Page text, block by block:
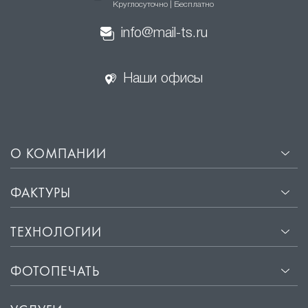
мягкого свечения, что придаёт помещению уют и
подвержены деформации и сохраняют свой
первоначальный вид на протяжении многих лет.
Лёгкость установки. Монтаж сатиновых потолков
занимает всего несколько часов и не требует
подготовки поверхности потолка.
защищает помещение от влаги и пыли.
Круглосуточно | Бесплатно
info@mail-ts.ru
Наши офисы
О КОМПАНИИ
ФАКТУРЫ
ТЕХНОЛОГИИ
ФОТОПЕЧАТЬ